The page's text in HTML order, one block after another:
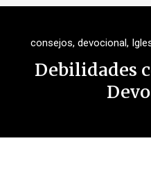
consejos, devocional,
Debilidades